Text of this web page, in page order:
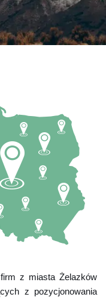
z miasta Żelazków
z pozycjonowania